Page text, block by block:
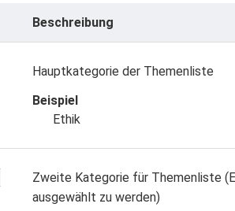
Beschreibung
Hauptkategorie der Themenliste
Beispiel
Ethik
Zweite Kategorie für Themenliste
ausgewählt zu werden)